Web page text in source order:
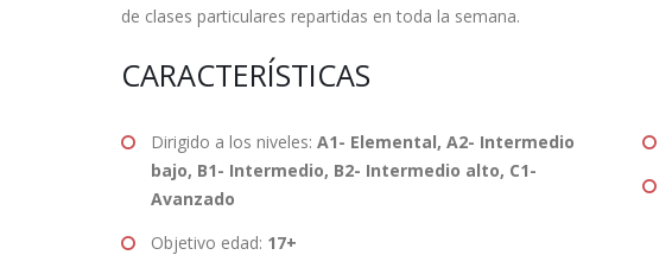
de clases particulares repartidas en toda la semana.
CARACTERÍSTICAS
Dirigido a los niveles: A1- Elemental, A2- Intermedio
bajo, B1- Intermedio, B2- Intermedio alto, C1-
Avanzado
Objetivo edad: 17+